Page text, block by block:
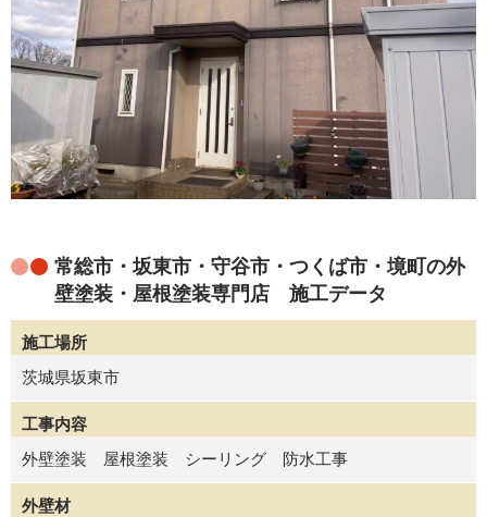
常総市・坂東市・守谷市・つくば市・境町の外
壁塗装・屋根塗装専門店 施工データ
施工場所
茨城県坂東市
工事内容
外壁塗装 屋根塗装 シーリング 防水工事
外壁材